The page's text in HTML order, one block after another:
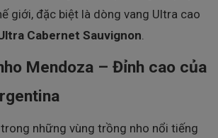
giới, đặc biệt là dòng vang Ultra cao
Cabernet Sauvignon.
Mendoza – Đỉnh cao của
những vùng trồng nho nổi tiếng